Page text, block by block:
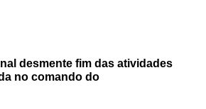
desmente fim das atividades
no comando do